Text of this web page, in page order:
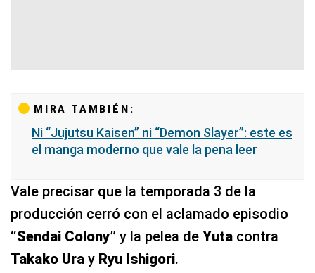
MIRA TAMBIÉN:
Ni “Jujutsu Kaisen” ni “Demon Slayer”: este es
el manga moderno que vale la pena leer
Vale precisar que la temporada 3 de la
producción cerró con el aclamado episodio
“Sendai Colony” y la pelea de Yuta contra
Takako Ura y Ryu Ishigori.